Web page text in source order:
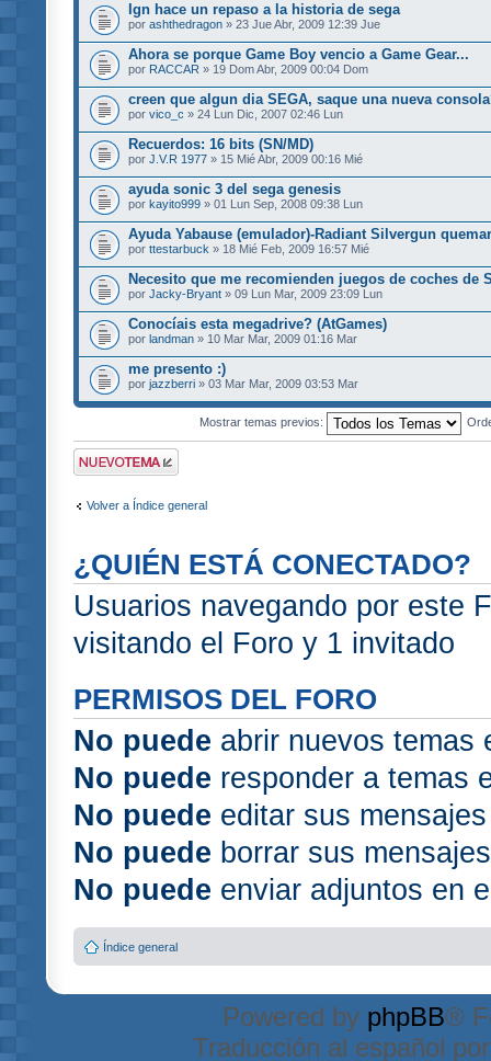
Ign hace un repaso a la historia de sega
por ashthedragon » 23 Jue Abr, 2009 12:39 Jue
Ahora se porque Game Boy vencio a Game Gear...
por RACCAR » 19 Dom Abr, 2009 00:04 Dom
creen que algun dia SEGA, saque una nueva
por vico_c » 24 Lun Dic, 2007 02:46 Lun
Recuerdos: 16 bits (SN/MD)
por J.V.R 1977 » 15 Mié Abr, 2009 00:16 Mié
ayuda sonic 3 del sega genesis
por kayito999 » 01 Lun Sep, 2008 09:38 Lun
Ayuda Yabause (emulador)-Radiant Silvergun
por ttestarbuck » 18 Mié Feb, 2009 16:57 Mié
Necesito que me recomienden juegos de coches de
por Jacky-Bryant » 09 Lun Mar, 2009 23:09 Lun
Conocíais esta megadrive? (AtGames)
por landman » 10 Mar Mar, 2009 01:16 Mar
me presento :)
por jazzberri » 03 Mar Mar, 2009 03:53 Mar
Mostrar temas previos:
Publicar un nuevo
tema
Volver a Índice general
¿QUIÉN ESTÁ CONECTADO?
Usuarios navegando por este
visitando el Foro y 1 invitado
PERMISOS DEL FORO
No puede abrir nuevos temas
No puede responder a temas
No puede editar sus
No puede borrar sus
No puede enviar adjuntos en
Índice general
Powered by phpBB®
Traducción al español